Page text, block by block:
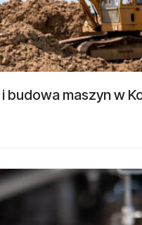
budowa maszyn w